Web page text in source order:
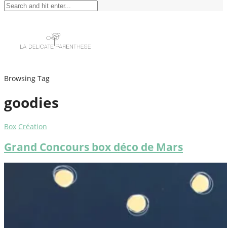
Browsing Tag
goodies
Box Création
Grand Concours box déco de Mars